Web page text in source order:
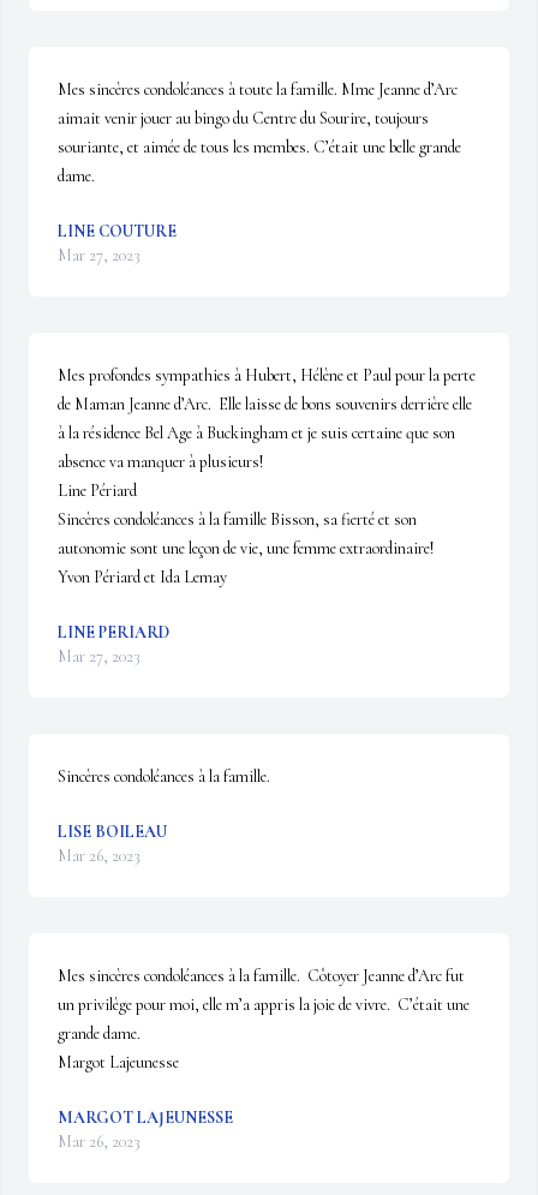
Mes sincères condoléances à toute la famille. Mme Jeanne d’Arc
aimait venir jouer au bingo du Centre du Sourire, toujours
souriante, et aimée de tous les membes. C’était une belle grande
dame.
LINE COUTURE
Mar 27, 2023
Mes profondes sympathies à Hubert, Hélène et Paul pour la perte
de Maman Jeanne d’Arc.  Elle laisse de bons souvenirs derrière elle
à la résidence Bel Age à Buckingham et je suis certaine que son
absence va manquer à plusieurs!
Line Périard
Sincères condoléances à la famille Bisson, sa fierté et son
autonomie sont une leçon de vie, une femme extraordinaire!
Yvon Périard et Ida Lemay
LINE PERIARD
Mar 27, 2023
Sincères condoléances à la famille.
LISE BOILEAU
Mar 26, 2023
Mes sincères condoléances à la famille.  Côtoyer Jeanne d’Arc fut
un privilège pour moi, elle m’a appris la joie de vivre.  C’était une
grande dame.
Margot Lajeunesse
MARGOT LAJEUNESSE
Mar 26, 2023